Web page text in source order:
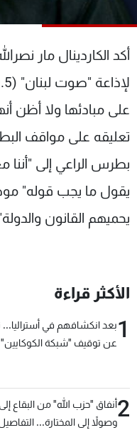
أكد الكاردينال مار
على مبادئها ولا أظن
تعليقه على مواقف
بطرس الراعي إلى
يقول ما يجب قوله"
يحميهم القانون
الأكثر قراءة
1بعد انكشافهم في
عن توقيف "شبكة الكوكايين"
2أنفاق "حزب الله" من البقاع
وصولاً إلى المختارة...
الترددات
الإنـتـاج
لاعلاناتكم